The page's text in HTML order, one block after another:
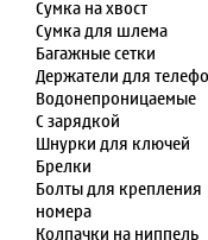
Сумка на хвост
Сумка для шлема
Багажные сетки
Держатели для
Водонепроницаемые
С зарядкой
Шнурки для ключей
Брелки
Болты для крепления
номера